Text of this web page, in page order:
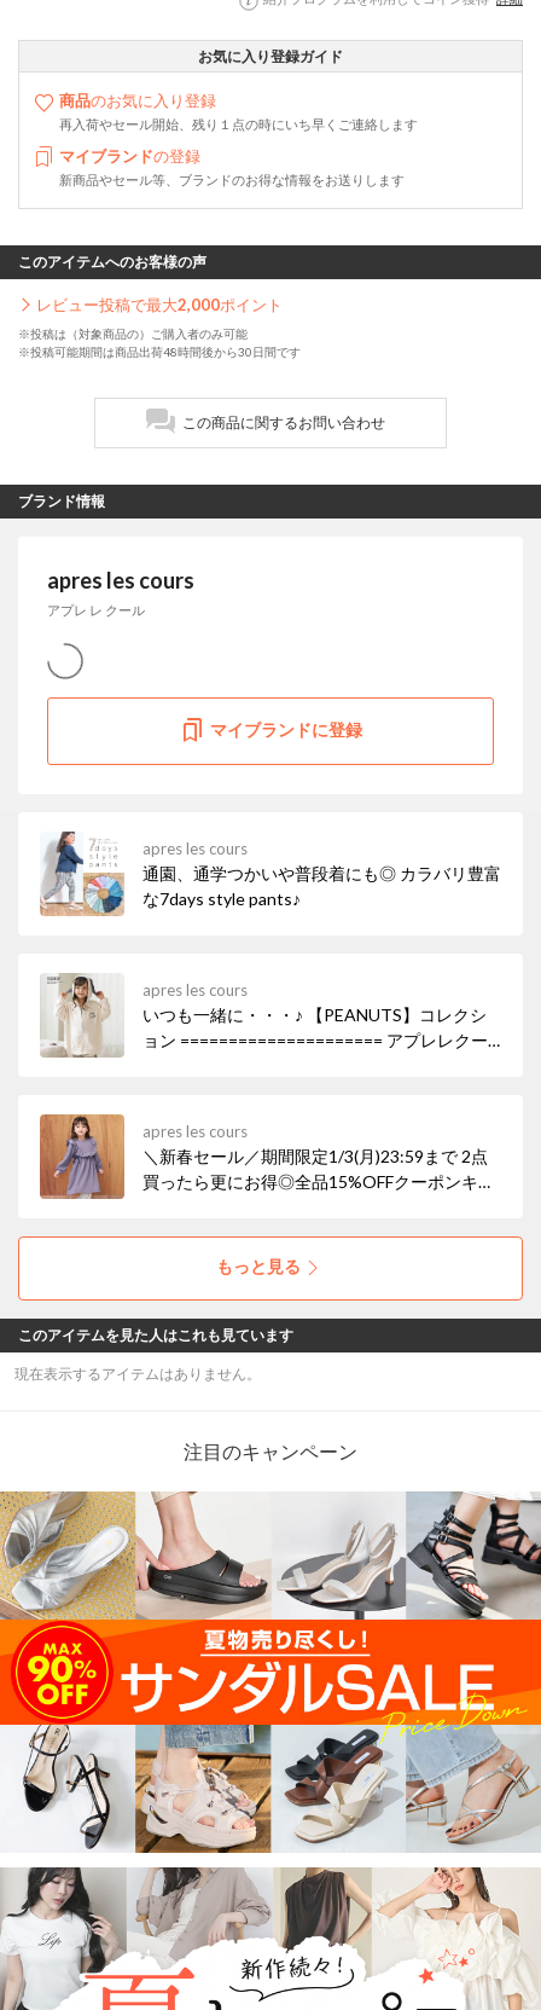
お気に入り登録ガイド
商品のお気に入り登録
再入荷やセール開始、残り１点の時にいち早くご連絡します
マイブランドの登録
新商品やセール等、ブランドのお得な情報をお送りします
このアイテムへのお客様の声
レビュー投稿で最大2,000ポイント
※投稿は（対象商品の）ご購入者のみ可能
※投稿可能期間は商品出荷48時間後から30日間です
この商品に関するお問い合わせ
ブランド情報
apres les cours
アプレ レ クール
マイブランドに登録
apres les cours
通園、通学つかいや普段着にも◎ カラバリ豊富
な7days style pants♪
apres les cours
いつも一緒に・・・♪ 【PEANUTS】コレクシ
ョン ===================== アプレレクー
apres les cours
＼新春セール／期間限定1/3(月)23:59まで 2点
買ったら更にお得◎全品15%OFFクーポンキャ
格で楽しめる大チャンス♪
もっと見る
このアイテムを見た人はこれも見ています
現在表示するアイテムはありません。
注目のキャンペーン